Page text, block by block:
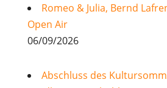
Romeo & Julia, Bernd
Open Air
06/09/2026
Abschluss des